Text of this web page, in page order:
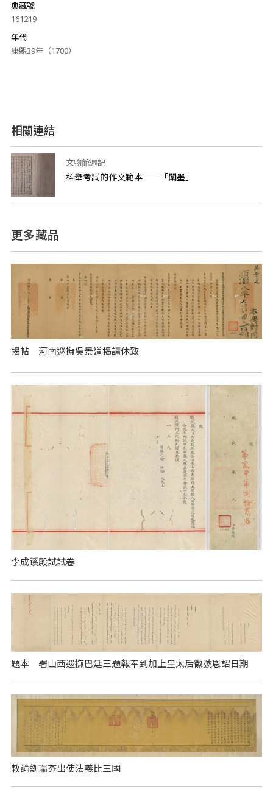
典藏號
161219
年代
康熙39年（1700）
相關連結
文物館週記
科舉考試的作文範本──「闈墨」
更多藏品
揭帖 河南巡撫吳景道揭請休致
李成蹊殿試試卷
題本 署山西巡撫巴延三題報奉到加上皇太后徽號恩詔日期
敕諭劉瑞芬出使法義比三國